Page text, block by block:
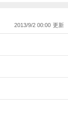
2013/9/2 00:00